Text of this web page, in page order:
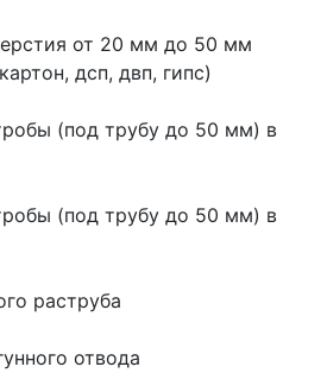
от 20 мм до 50 мм
дсп, двп, гипс)
(под трубу до 50 мм) в
(под трубу до 50 мм) в
раструба
отвода